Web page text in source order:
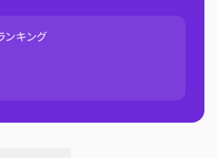
ンキング